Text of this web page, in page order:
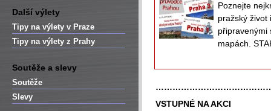
Další výlety
Tipy na výlety v Praze
Tipy na výlety z Prahy
Soutěže a slevy
Soutěže
Slevy
Poznejte
pražský život
připravenými
mapách.
VSTUPNÉ NA AKCI